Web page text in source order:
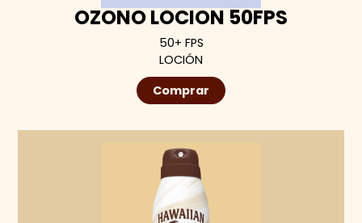
OZONO LOCION 50FPS
50+ FPS
LOCIÓN
Comprar